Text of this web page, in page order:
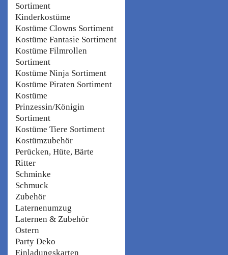
Sortiment
Kinderkostüme
Kostüme Clowns Sortiment
Kostüme Fantasie Sortiment
Kostüme Filmrollen
Sortiment
Kostüme Ninja Sortiment
Kostüme Piraten Sortiment
Kostüme
Prinzessin/Königin
Sortiment
Kostüme Tiere Sortiment
Kostümzubehör
Perücken, Hüte, Bärte
Ritter
Schminke
Schmuck
Zubehör
Laternenumzug
Laternen & Zubehör
Ostern
Party Deko
Einladungskarten